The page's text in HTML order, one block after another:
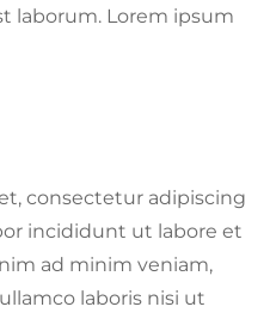
laborum. Lorem ipsum
consectetur adipiscing
incididunt ut labore et
ad minim veniam,
laboris nisi ut